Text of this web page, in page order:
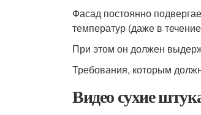
Фасад постоянно
температур (даже в течение
При этом он должен
Требования, которым
Видео сухие